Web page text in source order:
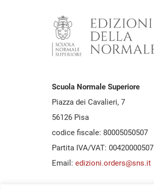
Scuola Normale Superiore
Piazza dei Cavalieri, 7
56126 Pisa
codice fiscale: 80005050507
Partita IVA/VAT: 00420000507
Email: edizioni.orders@sns.it